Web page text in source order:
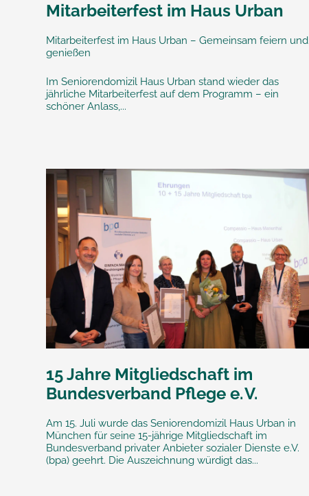
Mitarbeiterfest im Haus Urban
Mitarbeiterfest im Haus Urban – Gemeinsam feiern und
genießen
Im Seniorendomizil Haus Urban stand wieder das
jährliche Mitarbeiterfest auf dem Programm – ein
schöner Anlass,...
15 Jahre Mitgliedschaft im
Bundesverband Pflege e. V.
Am 15. Juli wurde das Seniorendomizil Haus Urban in
München für seine 15-jährige Mitgliedschaft im
Bundesverband privater Anbieter sozialer Dienste e.V.
(bpa) geehrt. Die Auszeichnung würdigt das...